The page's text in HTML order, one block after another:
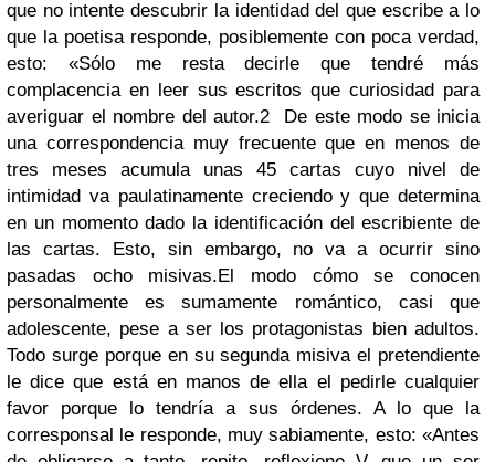
que no intente descubrir la identidad del que escribe a lo
que la poetisa responde, posiblemente con poca verdad,
esto: «Sólo me resta decirle que tendré más
complacencia en leer sus escritos que curiosidad para
averiguar el nombre del autor.2
De este modo se inicia
una correspondencia muy frecuente que en menos de
tres meses acumula unas 45 cartas cuyo nivel de
intimidad va paulatinamente creciendo y que determina
en un momento dado la identificación del escribiente de
las cartas. Esto, sin embargo, no va a ocurrir sino
pasadas ocho misivas.El modo cómo se conocen
personalmente es sumamente romántico, casi que
adolescente, pese a ser los protagonistas bien adultos.
Todo surge porque en su segunda misiva el pretendiente
le dice que está en manos de ella el pedirle cualquier
favor porque lo tendría a sus órdenes. A lo que la
corresponsal le responde, muy sabiamente, esto: «Antes